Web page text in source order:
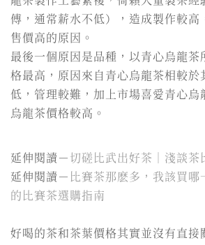
傅，通常薪水不低），造成製作較高
售價高的原因。
最後一個原因是品種，以青心烏龍茶
格最高，原因來自青心烏龍茶相較於
低，管理較難，加上市場喜愛青心烏
烏龍茶價格較高。
延伸閱讀－切磋比武出好茶｜淺談茶
延伸閱讀－ 比賽茶那麽多，我該買哪
的比賽茶選購指南
好喝的茶和茶葉價格其實並沒有直接